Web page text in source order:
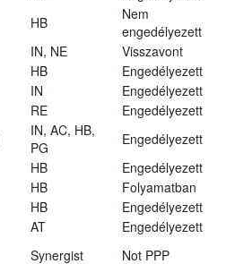
HB
Nem
engedélyezett
IN, NE
Visszavont
HB
Engedélyezett
IN
Engedélyezett
RE
Engedélyezett
IN, AC, HB,
PG
Engedélyezett
HB
Engedélyezett
HB
Folyamatban
HB
Engedélyezett
AT
Engedélyezett
Synergist
Not PPP